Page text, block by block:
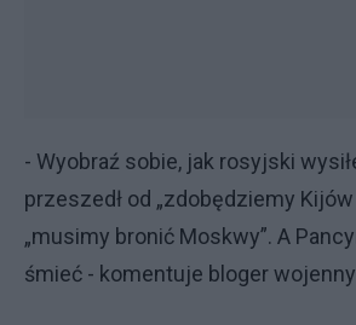
- Wyobraź sobie, jak rosyjski
przeszedł od „zdobędziemy Kijów
„musimy bronić Moskwy”. A
śmieć - komentuje bloger wojenny